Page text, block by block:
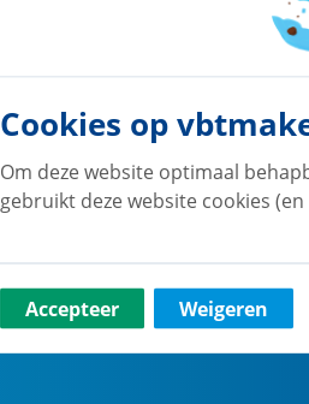
Cookies op
Om deze website optimaal
gebruikt deze website cookies
Accepteer Weigeren